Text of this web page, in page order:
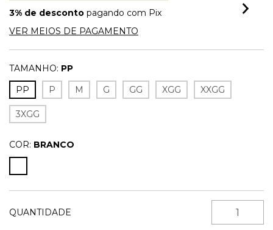
3% de desconto pagando com Pix
VER MEIOS DE PAGAMENTO
TAMANHO: PP
PP
P M G GG XGG XXGG
3XGG
COR: BRANCO
QUANTIDADE